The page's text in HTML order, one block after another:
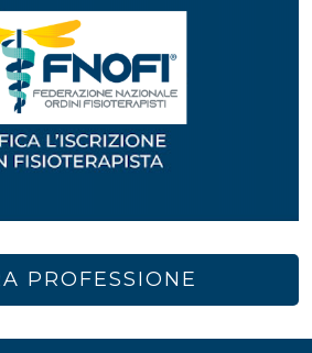
PROFESSIONE